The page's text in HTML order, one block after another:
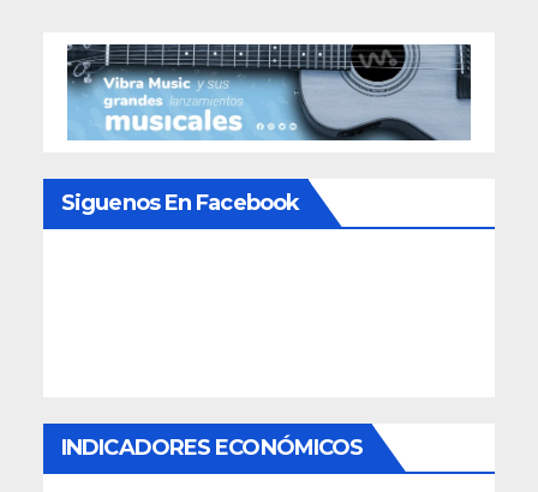
Siguenos En Facebook
INDICADORES ECONÓMICOS